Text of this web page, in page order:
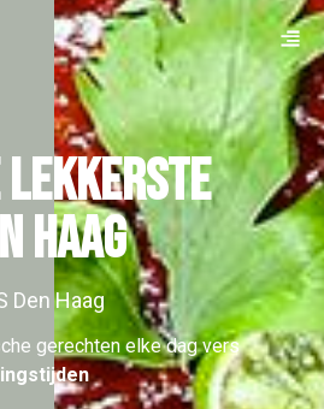
lekkerste
Haag
Den Haag
gerechten elke dagvers